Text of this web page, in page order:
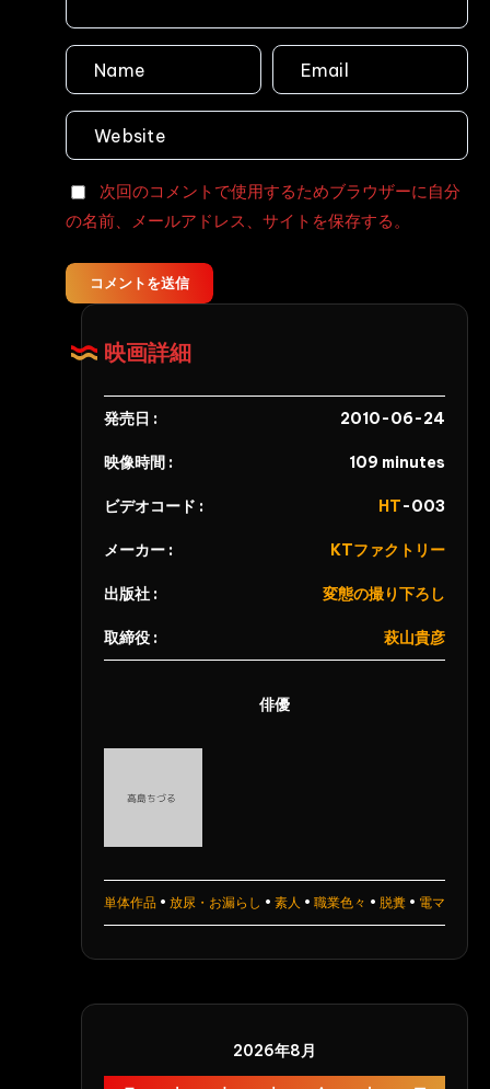
次回のコメントで使用するためブラウザーに自分
の名前、メールアドレス、サイトを保存する。
コメントを送信
映画詳細
発売日 : 2010-06-24
映像時間 : 109 minutes
ビデオコード : HT-003
メーカー : KTファクトリー
出版社 : 変態の撮り下ろし
取締役 : 萩山貴彦
俳優
単体作品 • 放尿・お漏らし • 素人 • 職業色々 • 脱糞 • 電マ
2026年8月